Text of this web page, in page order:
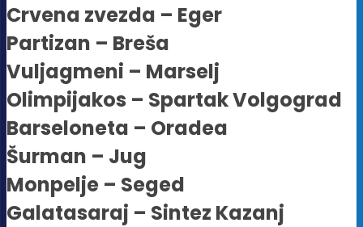
Crvena zvezda – Eger
Partizan – Breša
Vuljagmeni – Marselj
Olimpijakos – Spartak Volgograd
Barseloneta – Oradea
Šurman – Jug
Monpelje – Seged
Galatasaraj – Sintez Kazanj